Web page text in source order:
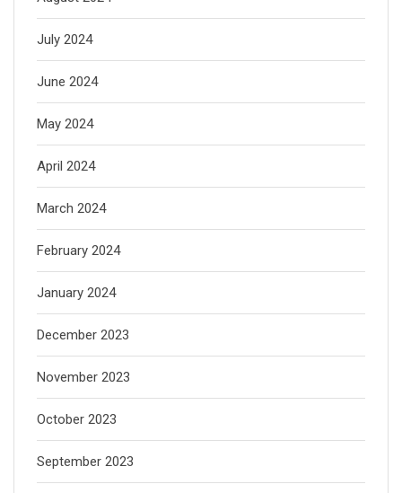
July 2024
June 2024
May 2024
April 2024
March 2024
February 2024
January 2024
December 2023
November 2023
October 2023
September 2023